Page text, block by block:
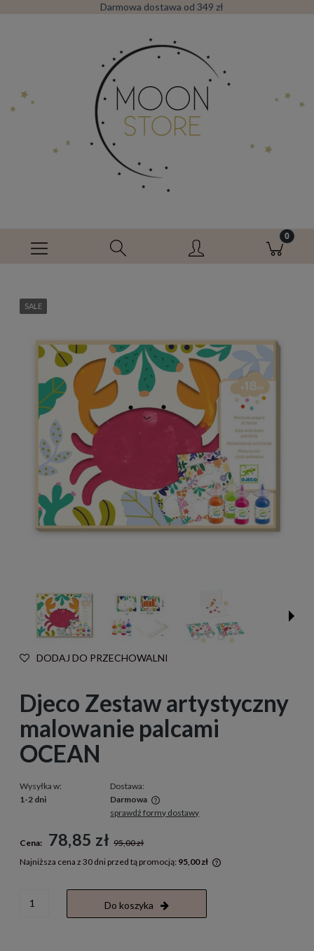
Darmowa dostawa od 349 zł
SALE
DODAJ DO PRZECHOWALNI
Djeco Zestaw artystyczny
malowanie palcami
OCEAN
Wysyłka w:
1-2 dni
Dostawa:
Darmowa
Cena nie zawiera ewentualnych kosztów płatności
sprawdź formy dostawy
Cena: 78,85 zł 95,00 zł
Najniższa cena z 30 dni przed tą promocją: 95,00 zł
Do koszyka